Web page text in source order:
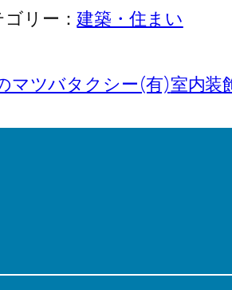
ゴリー：建築・住まい
マツバタクシー(有)室内装